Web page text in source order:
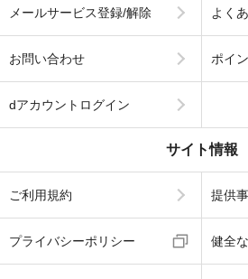
メールサービス登録/解除 よく
お問い合わせ ポイ
dアカウントログイン
サイト情報
ご利用規約 提供
プライバシーポリシー 健全